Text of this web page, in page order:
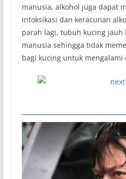
manusia, alkohol juga dapat
intoksikasi dan keracunan
parah lagi, tubuh kucing jauh
manusia sehingga tidak
bagi kucing untuk mengalami